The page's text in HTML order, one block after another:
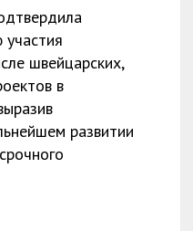
швейцарских,
в
развитии